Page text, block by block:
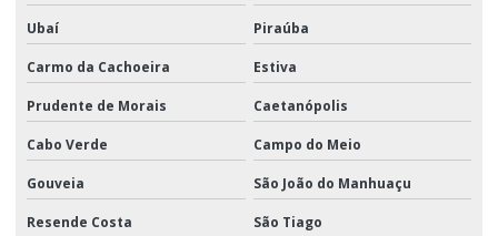
Ubaí Piraúba
Carmo da Cachoeira Estiva
Prudente de Morais Caetanópolis
Cabo Verde Campo do Meio
Gouveia São João do Manhuaçu
Resende Costa São Tiago